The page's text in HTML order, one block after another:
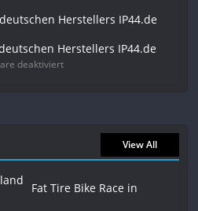
Herstellers IP44.de
deaktiviert
View All
Fat Tire Bike Race in